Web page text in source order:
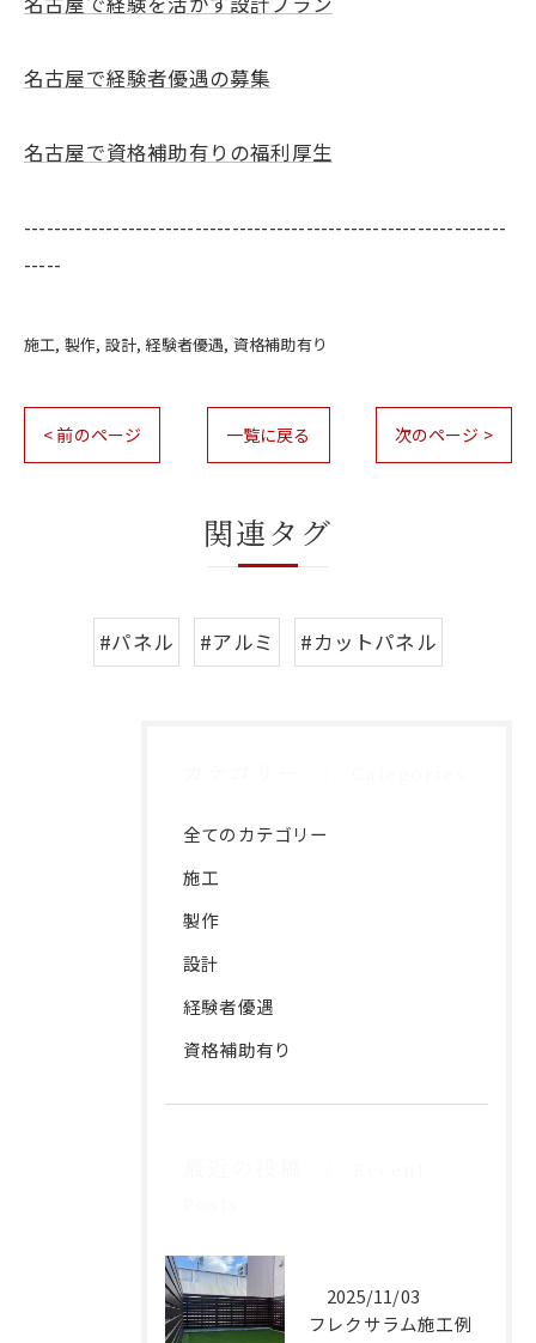
名古屋で経験者優遇の募集
名古屋で資格補助有りの福利厚生
-----------------------------------------------------------------
-----
施工 製作 設計 経験者優遇 資格補助有り
< 前のページ 一覧に戻る 次のページ >
関連タグ
#パネル #アルミ #カットパネル
全てのカテゴリー
施工
製作
設計
経験者優遇
資格補助有り
2025/11/03
フレクサラム施工例